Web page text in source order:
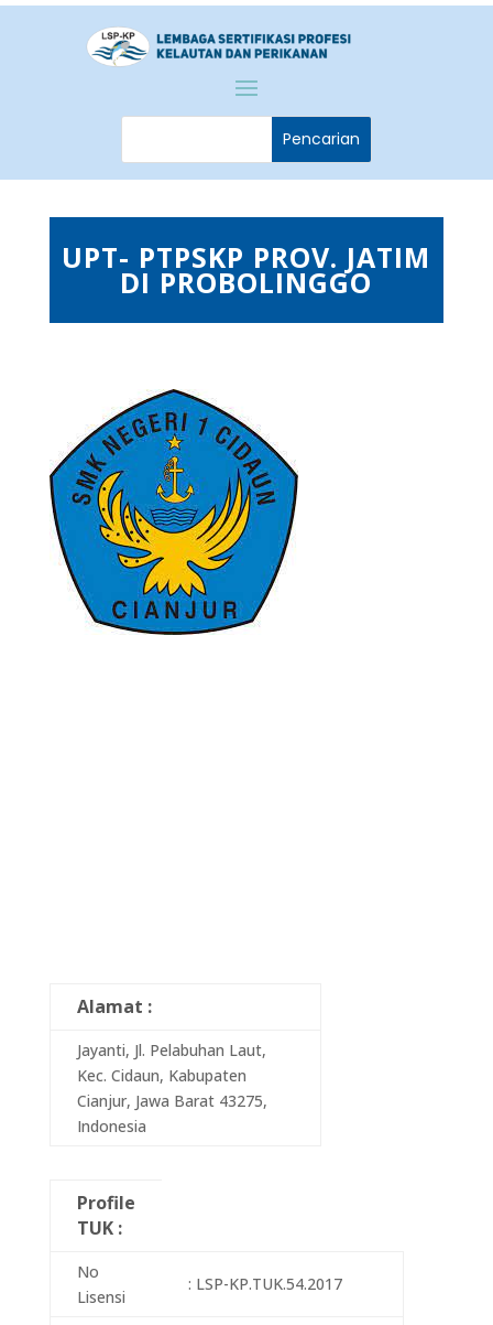
UPT- PTPSKP PROV. JATIM
DI PROBOLINGGO
Alamat :
Jayanti, Jl. Pelabuhan Laut,
Kec. Cidaun, Kabupaten
Cianjur, Jawa Barat 43275,
Indonesia
Profile
TUK :
No
Lisensi
: LSP-KP.TUK.54.2017